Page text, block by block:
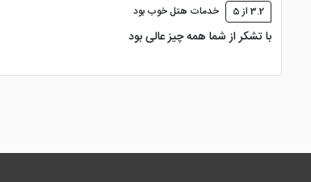
3.2 از 5 خدمات هتل خوب بود
با تشکر از شما همه چیز عالی بود